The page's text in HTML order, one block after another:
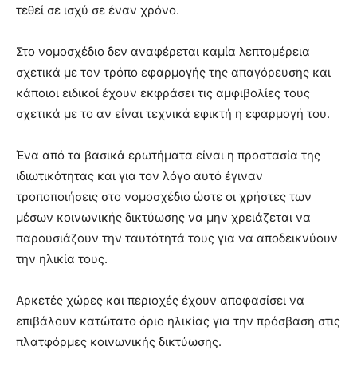
τεθεί σε ισχύ σε έναν χρόνο.
Στο νομοσχέδιο δεν αναφέρεται καμία λεπτομέρεια
σχετικά με τον τρόπο εφαρμογής της απαγόρευσης και
κάποιοι ειδικοί έχουν εκφράσει τις αμφιβολίες τους
σχετικά με το αν είναι τεχνικά εφικτή η εφαρμογή του.
Ένα από τα βασικά ερωτήματα είναι η προστασία της
ιδιωτικότητας και για τον λόγο αυτό έγιναν
τροποποιήσεις στο νομοσχέδιο ώστε οι χρήστες των
μέσων κοινωνικής δικτύωσης να μην χρειάζεται να
παρουσιάζουν την ταυτότητά τους για να αποδεικνύουν
την ηλικία τους.
Αρκετές χώρες και περιοχές έχουν αποφασίσει να
επιβάλουν κατώτατο όριο ηλικίας για την πρόσβαση στις
πλατφόρμες κοινωνικής δικτύωσης.